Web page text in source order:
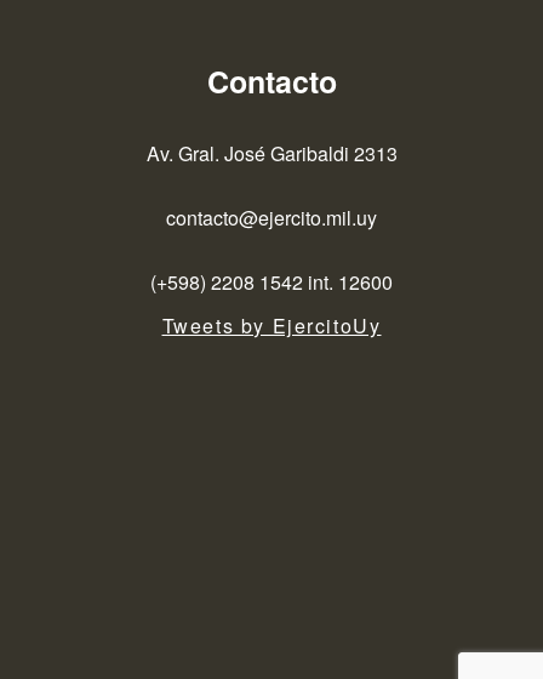
Contacto
Av. Gral. José Garibaldi 2313
contacto@ejercito.mil.uy
(+598) 2208 1542 int. 12600
Tweets by EjercitoUy